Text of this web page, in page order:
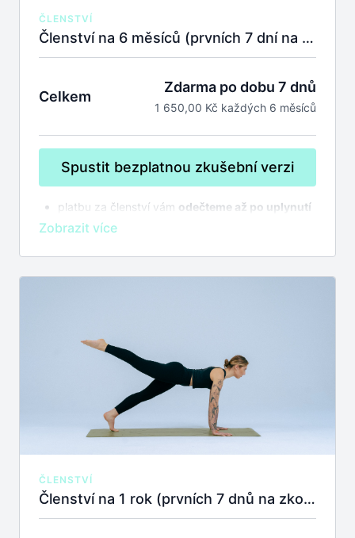
ČLENSTVÍ
Členství na 6 měsíců (prvních 7 dní na zkoušku zdarma).
Celkem
Zdarma po dobu 7 dnů
1 650,00 Kč každých 6 měsíců
Spustit bezplatnou zkušební verzi
platbu za členství vám odečteme až po uplynutí
7 dnů na zkoušku
členství se automaticky prodlužuje,zrušit
ČLENSTVÍ
Členství na 1 rok (prvních 7 dnů na zkoušku zdarma)